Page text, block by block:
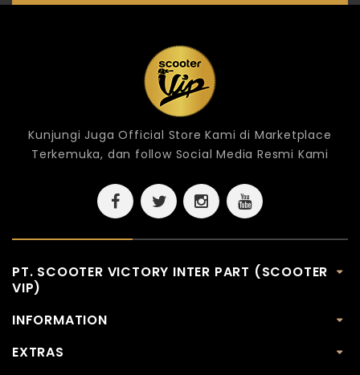
Kunjungi Juga Official Store Kami di Marketplace
Terkemuka, dan follow Social Media Resmi Kami
PT. SCOOTER VICTORY INTER PART (SCOOTER
VIP)
INFORMATION
EXTRAS